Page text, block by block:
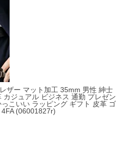
ザー マット加工 35mm 男性 紳士
ジュアル ビジネス 通勤 プレゼン
こいい ラッピング ギフト 皮革 ゴ
(06001827r)